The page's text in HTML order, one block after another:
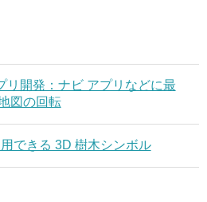
リ開発：ナビ アプリなどに最
図の回転
できる 3D 樹木シンボル